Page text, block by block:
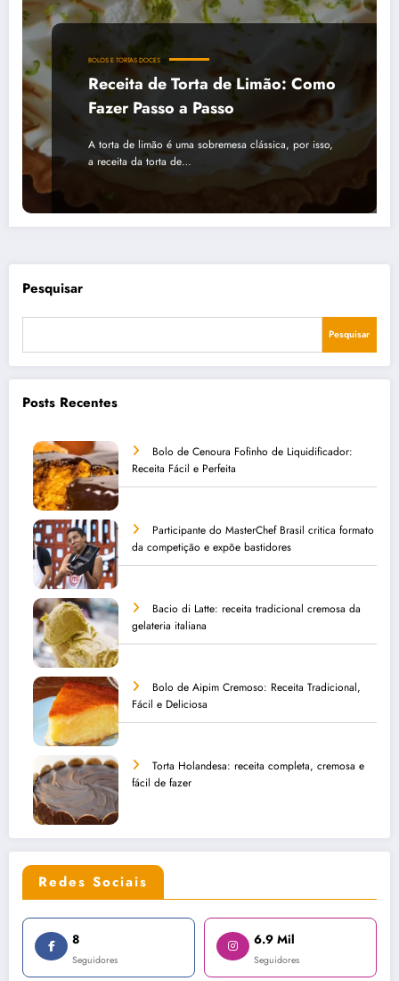
BOLOS E TORTAS DOCES
Receita de Torta de Limão: Como
Fazer Passo a Passo
A torta de limão é uma sobremesa clássica, por isso,
a receita da torta de…
Pesquisar
Pesquisar
Posts Recentes
Bolo de Cenoura Fofinho de Liquidificador:
Receita Fácil e Perfeita
Participante do MasterChef Brasil critica formato
da competição e expõe bastidores
Bacio di Latte: receita tradicional cremosa da
gelateria italiana
Bolo de Aipim Cremoso: Receita Tradicional,
Fácil e Deliciosa
Torta Holandesa: receita completa, cremosa e
fácil de fazer
Redes Sociais
8
Seguidores
6.9 Mil
Seguidores